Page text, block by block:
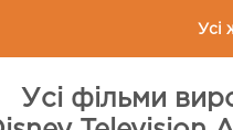
Усі
Усі фільми